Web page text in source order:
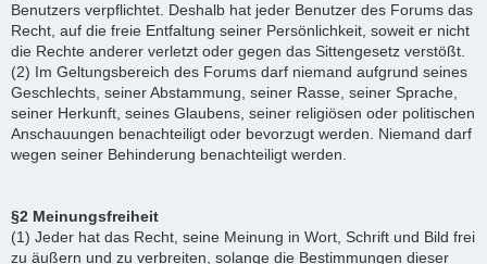
Benutzers verpflichtet. Deshalb hat jeder Benutzer des Forums das
Recht, auf die freie Entfaltung seiner Persönlichkeit, soweit er nicht
die Rechte anderer verletzt oder gegen das Sittengesetz verstößt.
(2) Im Geltungsbereich des Forums darf niemand aufgrund seines
Geschlechts, seiner Abstammung, seiner Rasse, seiner Sprache,
seiner Herkunft, seines Glaubens, seiner religiösen oder politischen
Anschauungen benachteiligt oder bevorzugt werden. Niemand darf
wegen seiner Behinderung benachteiligt werden.
§2 Meinungsfreiheit
(1) Jeder hat das Recht, seine Meinung in Wort, Schrift und Bild frei
zu äußern und zu verbreiten, solange die Bestimmungen dieser